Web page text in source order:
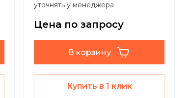
уточнять у менеджера
Цена по запросу
В корзину
Купить в 1 клик